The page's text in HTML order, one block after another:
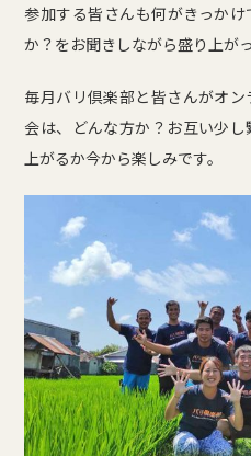
参加する皆さんも何がきっか
か？をお聞きしながら盛り上が
毎月バリ倶楽部と皆さんがオ
会は、どんな方か？お互い少
上がるか今から楽しみです。